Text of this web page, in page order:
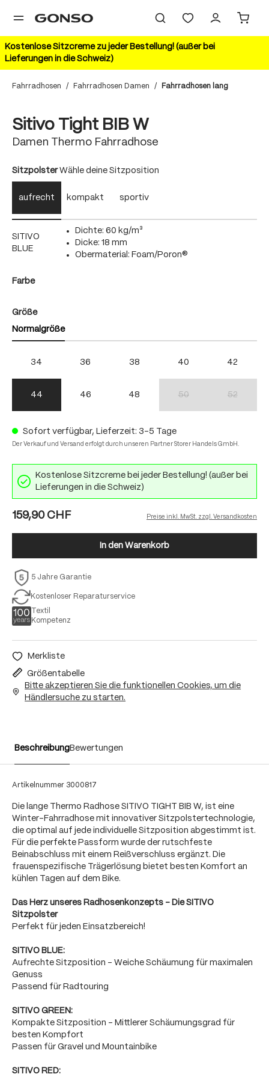
springen
Kostenlose Sitzcreme zu jeder Bestellung! (außer bei
Lieferungen in die Schweiz)
Fahrradhosen / Fahrradhosen Damen / Fahrradhosen lang
Sitivo Tight BIB W
Damen Thermo Fahrradhose
Sitzpolsterauswählen
Wähle deine Sitzposition
aufrecht kompakt sportiv
SITIVO
BLUE
Dichte: 60 kg/m³
Dicke: 18 mm
Obermaterial: Foam/Poron®
Farbeauswählen
Größeauswählen
Normalgröße
34 36 38 40 42
44 46 48 50 52
Sofort verfügbar, Lieferzeit: 3-5 Tage
Der Verkauf und Versand erfolgt durch unseren Partner Storer Handels GmbH.
Kostenlose Sitzcreme bei jeder Bestellung! (außer bei
Lieferungen in die Schweiz)
159,90 CHF Preise inkl. MwSt. zzgl. Versandkosten
In den Warenkorb
5 Jahre Garantie
Kostenloser Reparaturservice
Textil
Kompetenz
Merkliste
Größentabelle
Bitte akzeptieren Sie die funktionellen Cookies, um die
Händlersuche zu starten.
BeschreibungBewertungen
Artikelnummer 3000817
Die lange Thermo Radhose SITIVO TIGHT BIB W, ist eine
Winter-Fahrradhose mit innovativer Sitzpolstertechnologie,
die optimal auf jede individuelle Sitzposition abgestimmt ist.
Für die perfekte Passform wurde der rutschfeste
Beinabschluss mit einem Reißverschluss ergänzt. Die
frauenspezifische Trägerlösung bietet besten Komfort an
kühlen Tagen auf dem Bike.
Das Herz unseres Radhosenkonzepts - Die SITIVO
Sitzpolster
Perfekt für jeden Einsatzbereich!
SITIVO BLUE:
Aufrechte Sitzposition - Weiche Schäumung für maximalen
Genuss
Passend für Radtouring
SITIVO GREEN:
Kompakte Sitzposition - Mittlerer Schäumungsgrad für
besten Kompfort
Passen für Gravel und Mountainbike
SITIVO RED: